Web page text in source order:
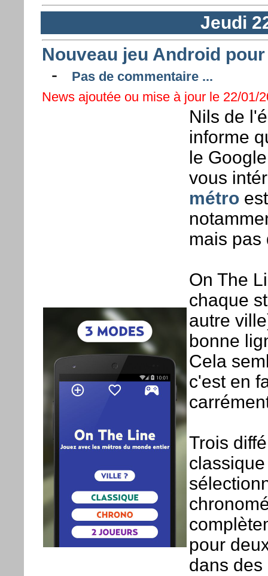
Jeudi
Nouveau jeu Android
-
Pas de commentaire ...
News ajoutée ou mise à jour le 22/01/
Nils de
informe
le
vous
métroest
mais pas
On The
chaque
autre
bonne
Cela
c'est en
Trois
pour
dans des